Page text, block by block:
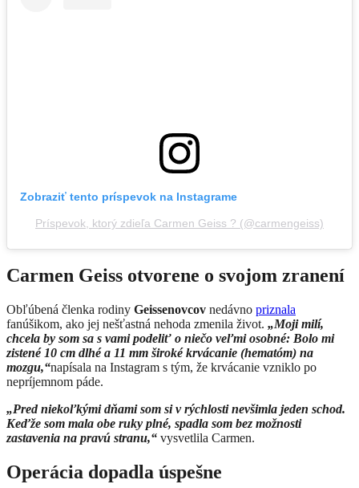
Zobraziť tento príspevok na Instagrame
Príspevok, ktorý zdieľa Carmen Geiss ? (@carmengeiss)
Carmen Geiss otvorene o svojom zranení
Obľúbená členka rodiny Geissenovcov nedávno priznala
fanúšikom, ako jej nešťastná nehoda zmenila život. „Moji milí,
chcela by som sa s vami podeliť o niečo veľmi osobné: Bolo mi
zistené 10 cm dlhé a 11 mm široké krvácanie (hematóm) na
mozgu,“napísala na Instagram s tým, že krvácanie vzniklo po
nepríjemnom páde.
„Pred niekoľkými dňami som si v rýchlosti nevšimla jeden schod.
Keďže som mala obe ruky plné, spadla som bez možnosti
zastavenia na pravú stranu,“ vysvetlila Carmen.
Operácia dopadla úspešne